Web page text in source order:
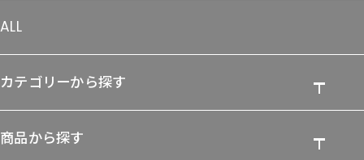
ALL
カテゴリーから探す
商品から探す